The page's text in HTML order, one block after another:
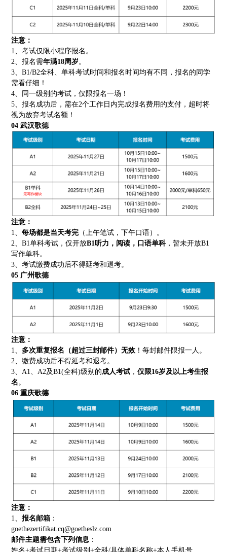
注意：
1、考试仅限小程序报名。
2、报名需年满18周岁 。
3、B1/B2全科、单科考试时间和报名时间均有不同，报名的同学
需看仔细！
4、同一级别的考试，仅限报名一场！
5、报名成功后，需在2个工作日内完成报名费用的支付，超时将
视为放弃考试名额！
04 武汉歌德
注意：
1、 每场都是当天考完 （上午笔试，下午口语）。
2、B1单科考试，仅开放B1听力，阅读，口语单科，暂未开放B1
写作单科。
3、考试缴费成功后不得延考和退考。
05 广州歌德
注意：
1、 多次重复报名（超过三封邮件）无效 ！每封邮件限报一人。
2、缴费成功后不得延考和退考。
3、A1、A2及B1(全科)级别的成人考试 ， 仅限16岁及以上考生报
名 。
06 重庆歌德
注意：
1、 报名邮箱 ：
goethezertifikat.cq@goetheslz.com
邮件主题需包含下列信息 ：
姓名+考试日期+考试级别+全科/具体单科名称+本人手机号